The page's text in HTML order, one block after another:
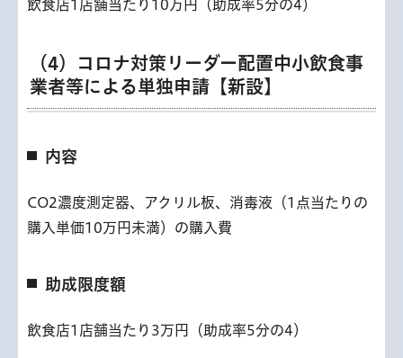
飲食店1店舗当たり10万円（助成率5分の4）
（4）コロナ対策リーダー配置中小飲食事
業者等による単独申請【新設】
内容
CO2濃度測定器、アクリル板、消毒液（1点当たりの
購入単価10万円未満）の購入費
助成限度額
飲食店1店舗当たり3万円（助成率5分の4）